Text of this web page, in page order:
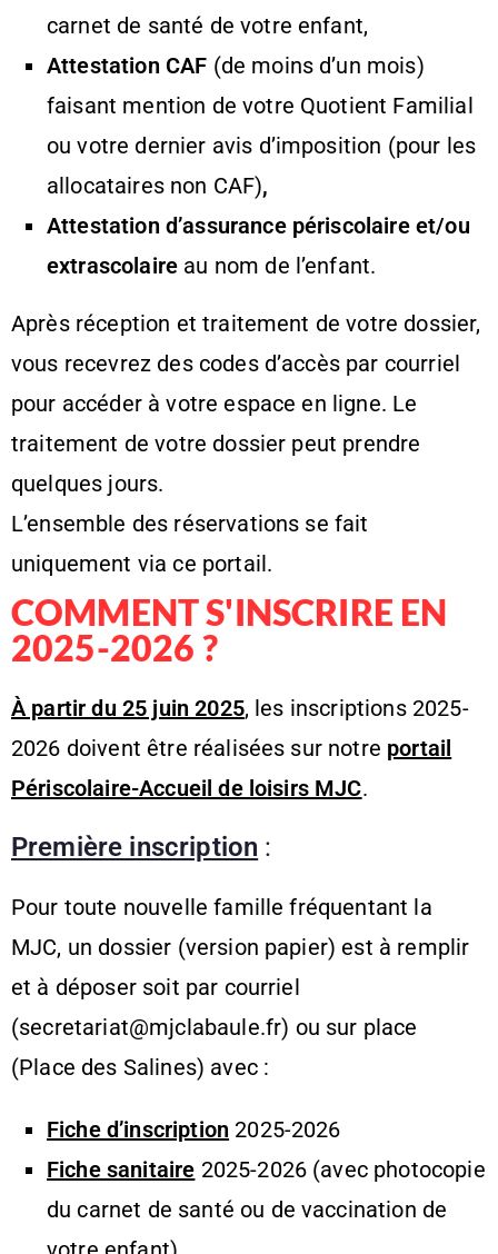
carnet de santé de votre enfant,
Attestation CAF (de moins d’un mois)
faisant mention de votre Quotient Familial
ou votre dernier avis d’imposition (pour les
allocataires non CAF),
Attestation d’assurance périscolaire et/ou
extrascolaire au nom de l’enfant.
Après réception et traitement de votre dossier,
vous recevrez des codes d’accès par courriel
pour accéder à votre espace en ligne. Le
traitement de votre dossier peut prendre
quelques jours.
L’ensemble des réservations se fait
uniquement via ce portail.
COMMENT S'INSCRIRE EN
2025-2026 ?
À partir du 25 juin 2025, les inscriptions 2025-
2026 doivent être réalisées sur notre portail
Périscolaire-Accueil de loisirs MJC.
Première inscription :
Pour toute nouvelle famille fréquentant la
MJC, un dossier (version papier) est à remplir
et à déposer soit par courriel
(secretariat@mjclabaule.fr) ou sur place
(Place des Salines) avec :
Fiche d’inscription 2025-2026
Fiche sanitaire 2025-2026 (avec photocopie
du carnet de santé ou de vaccination de